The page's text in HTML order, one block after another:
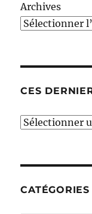
Archives
CES
Ces
CATÉGORIES